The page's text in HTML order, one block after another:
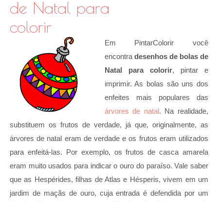
de Natal para
colorir
Em PintarColorir você
encontra desenhos de bolas de
Natal para colorir, pintar e
imprimir. As bolas são uns dos
enfeites mais populares das
árvores de natal. Na realidade,
substituem os frutos de verdade, já que, originalmente, as
árvores de natal eram de verdade e os frutos eram utilizados
para enfeitá-las. Por exemplo, os frutos de casca amarela
eram muito usados para indicar o ouro do paraíso. Vale saber
que as Hespérides, filhas de Atlas e Hésperis, vivem em um
jardim de maçãs de ouro, cuja entrada é defendida por um